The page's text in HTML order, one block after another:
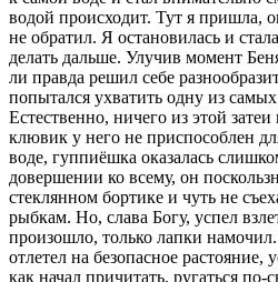
водой происходит. Тут я пришла,
не обратил. Я остановилась и
делать дальше. Улучив момент
ли правда решил себе
попытался ухватить одну из
Естественно, ничего из этой
клювик у него не приспособлен
воде, гуппиёшка оказалась
довершении ко всему, он
стеклянном бортике и чуть не
рыбкам. Но, слава Богу, успел
произошло, только лапки
отлетел на безопасное растояние,
как начал причитать, ругаться по-